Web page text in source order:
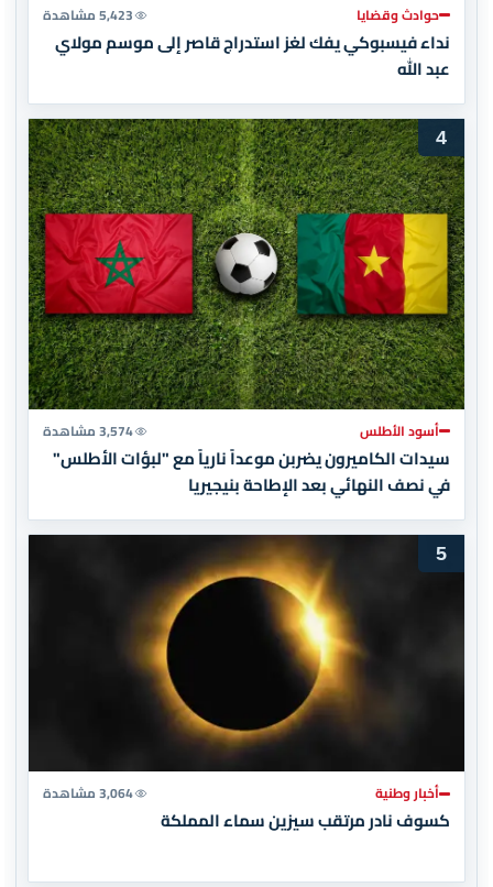
حوادث وقضايا 5,423 مشاهدة
نداء فيسبوكي يفك لغز استدراج قاصر إلى موسم مولاي
عبد الله
4
أسود الأطلس 3,574 مشاهدة
سيدات الكاميرون يضربن موعداً نارياً مع "لبؤات الأطلس"
في نصف النهائي بعد الإطاحة بنيجيريا
5
أخبار وطنية 3,064 مشاهدة
كسوف نادر مرتقب سيزين سماء المملكة